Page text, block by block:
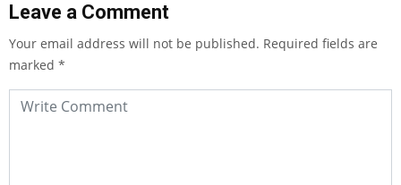
Leave a Comment
Your email address will not be published. Required fields are
marked *